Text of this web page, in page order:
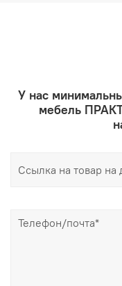
У нас
мебель